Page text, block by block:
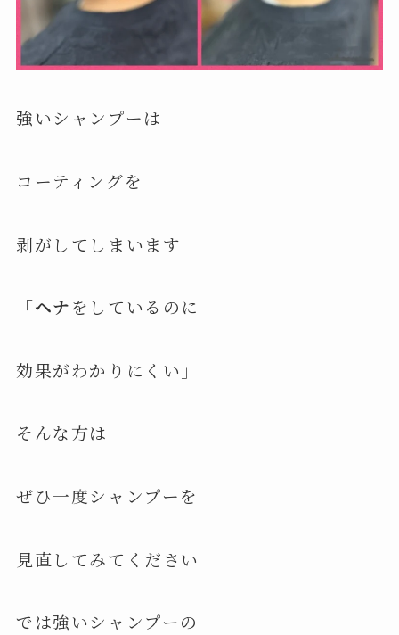
強いシャンプーは
コーティングを
剥がしてしまいます
「ヘナをしているのに
効果がわかりにくい」
そんな方は
ぜひ一度シャンプーを
見直してみてください
では強いシャンプーの